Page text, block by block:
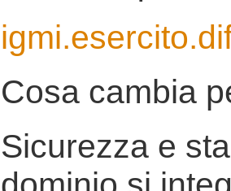
Cosa cambia
Sicurezza e